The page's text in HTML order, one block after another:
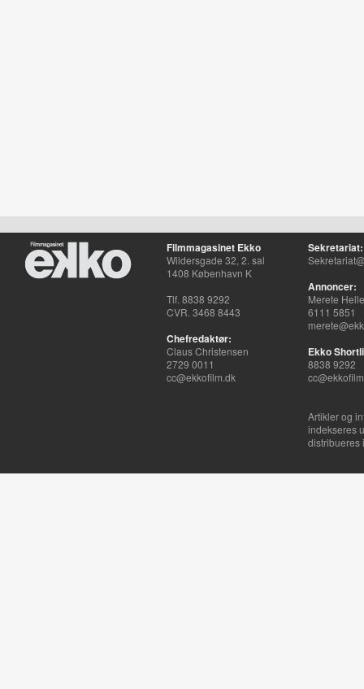
Filmmagasinet Ekko
Wildersgade 32, 2. sal
1408 København K
Tlf. 8838 9292
CVR. 3468 8443
Chefredaktør:
Claus Christensen
2729 0011
cc@ekkofilm.dk
Sekretariat:
Annoncer:
Merete
6111 5851
Ekko
8838 9292
Artikler og
indekseres
distribueres